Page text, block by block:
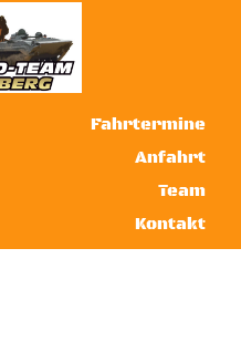
Fahrtermine
Anfahrt
Team
Kontakt